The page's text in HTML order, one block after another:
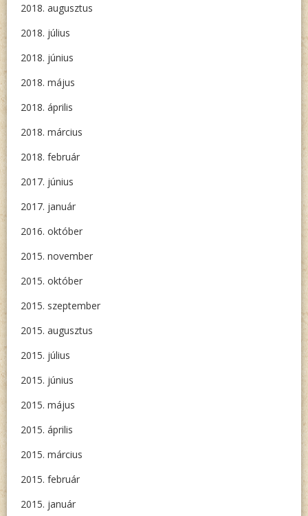
2018. augusztus
2018. július
2018. június
2018. május
2018. április
2018. március
2018. február
2017. június
2017. január
2016. október
2015. november
2015. október
2015. szeptember
2015. augusztus
2015. július
2015. június
2015. május
2015. április
2015. március
2015. február
2015. január